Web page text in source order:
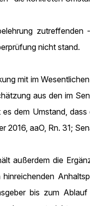
nicht stand.
mit im
aus den im
dem Umstand,
2016, aaO, Rn. 31;
außerdem die
bis zum